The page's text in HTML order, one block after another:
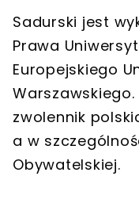
Sadurski jest
Prawa
Europejskiego
zwolennik
a w
Obywatelskiej.